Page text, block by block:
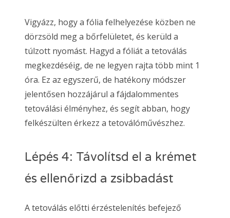
Vigyázz, hogy a fólia felhelyezése közben ne
dörzsöld meg a bőrfelületet, és kerüld a
túlzott nyomást. Hagyd a fóliát a tetoválás
megkezdéséig, de ne legyen rajta több mint 1
óra. Ez az egyszerű, de hatékony módszer
jelentősen hozzájárul a fájdalommentes
tetoválási élményhez, és segít abban, hogy
felkészülten érkezz a tetoválóművészhez.
Lépés 4: Távolítsd el a krémet
és ellenőrizd a zsibbadást
A tetoválás előtti érzéstelenítés befejező